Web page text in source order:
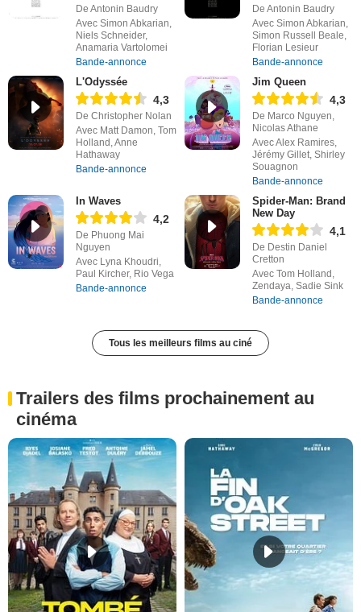
De Antonin Baudry
Avec Simon Abkarian,
Niels Schneider,
Anamaria Vartolomei
Bande-annonce
De Antonin Baudry
Avec Simon Abkarian,
Simon Russell Beale,
Florian Lesieur
Bande-annonce
L'Odyssée
4,3
De Christopher Nolan
Avec Matt Damon, Tom
Holland, Anne
Hathaway
Bande-annonce
Jim Queen
4,3
De Marco Nguyen,
Nicolas Athane
Avec Alex Ramires,
Jérémy Gillet, Shirley
Souagnon
Bande-annonce
In Waves
4,2
De Phuong Mai
Nguyen
Avec Lyna Khoudri,
Paul Kircher, Rio Vega
Bande-annonce
Spider-Man: Brand
New Day
4,1
De Destin Daniel
Cretton
Avec Tom Holland,
Zendaya, Sadie Sink
Bande-annonce
Tous les meilleurs films au ciné
Trailers des films prochainement au
cinéma